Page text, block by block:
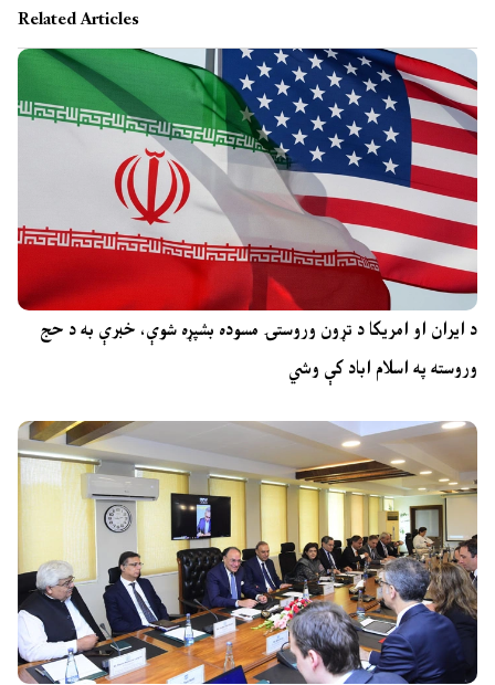
Related Articles
د ایران او امریکا د تړون وروستۍ مسوده بشپړه شوې، خبرې به د حج
وروسته په اسلام اباد کې وشي